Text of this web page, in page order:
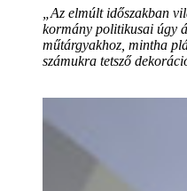
„Az elmúlt időszakban
kormány politikusai úgy
műtárgyakhoz, mintha
számukra tetsző